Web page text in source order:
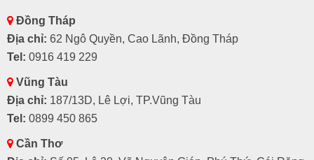
Đồng Tháp
Địa chỉ: 62 Ngô Quyền, Cao Lãnh, Đồng Tháp
Tel: 0916 419 229
Vũng Tàu
Địa chỉ: 187/13D, Lê Lợi, TP.Vũng Tàu
Tel: 0899 450 865
Cần Thơ